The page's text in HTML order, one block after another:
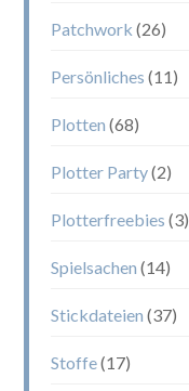
Patchwork (26)
Persönliches (11)
Plotten (68)
Plotter Party(2)
Plotterfreebies (3)
Spielsachen (14)
Stickdateien (37)
Stoffe(17)